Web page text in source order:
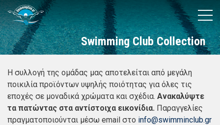
Παράκαμψη
προς
το
κυρίως
περιεχόμενο
Κεντρική πλοήγηση
ΑΡΧΙΚΉ
ABOUT
ΥΠΗΡΕΣΊΕΣ
ΕΝΗΜΈΡΩΣΗ
ΚΟΙΝΩΝΙΚΉ ΕΥΘΎΝΗ
STORIES
COLLECTION
ΠΡΟΝΌΜΙΑ ΜΕΛΏΝ
Swimming Club Collection
Η συλλογή της ομάδας μας αποτελείται από μεγάλη
ποικιλία προϊόντων υψηλής ποιότητας για όλες τις
εποχές σε μοναδικά χρώματα και σχέδια. Ανακαλύψτε
τα πατώντας στα αντίστοιχα εικονίδια. Παραγγελίες
πραγματοποιούνται μέσω email στο info@swimminclub.gr